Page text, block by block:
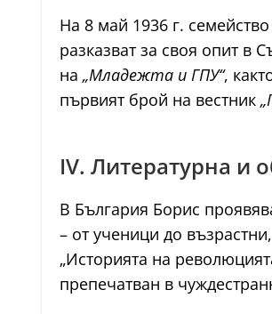
На 8 май 1936 г.
разказват за своя опит в
на „Младежта и ГПУ“,
първият брой на вестник
IV. Литературна и
В България Борис
– от ученици до
„Историята на
препечатван в